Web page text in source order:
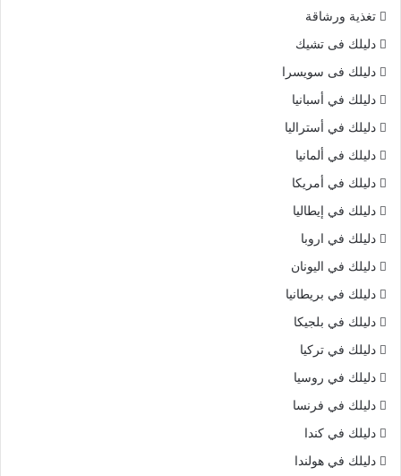
تغذية ورشاقة
دليلك فى تشيك
دليلك فى سويسرا
دليلك في أسبانيا
دليلك في أستراليا
دليلك في ألمانيا
دليلك في أمريكا
دليلك في إيطاليا
دليلك في اروبا
دليلك في اليونان
دليلك في بريطانيا
دليلك في بلجيكا
دليلك في تركيا
دليلك في روسيا
دليلك في فرنسا
دليلك في كندا
دليلك في هولندا